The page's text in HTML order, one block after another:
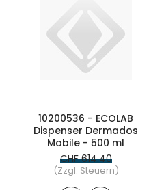
10200536 - ECOLAB
Dispenser Dermados
Mobile - 500 ml
CHF 614.40
(Zzgl. Steuern)